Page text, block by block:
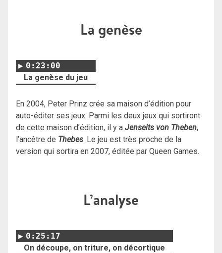
La genèse
0:23:00
La genèse du jeu
En 2004, Peter Prinz crée sa maison d’édition pour
auto-éditer ses jeux. Parmi les deux jeux qui sortiront
de cette maison d’édition, il y a Jenseits von Theben,
l’ancêtre de Thebes. Le jeu est très proche de la
version qui sortira en 2007, éditée par Queen Games.
L’analyse
0:25:17
On découpe, on triture, on décortique